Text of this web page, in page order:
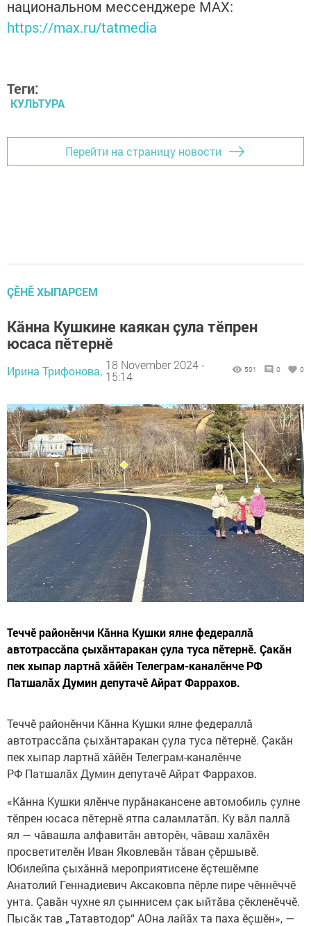
национальном мессенджере MАХ:
https://max.ru/tatmedia
Теги:
КУЛЬТУРА
Перейти на страницу новости
ÇӖНӖ ХЫПАРСЕМ
Кăнна Кушкине каякан çула тӗпрен
юсаса пӗтернӗ
Ирина Трифонова, 18 November 2024 -
15:14
501 0 0
Теччӗ районӗнчи Кăнна Кушки ялне федераллă
автотрассăпа çыхăнтаракан çула туса пӗтернӗ. Çакăн
пек хыпар лартнă хăйӗн Телеграм-каналӗнче РФ
Патшалăх Думин депутачӗ Айрат Фаррахов.
Теччӗ районӗнчи Кăнна Кушки ялне федераллă
автотрассăпа çыхăнтаракан çула туса пӗтернӗ. Çакăн
пек хыпар лартнă хăйӗн Телеграм-каналӗнче
РФ Патшалăх Думин депутачӗ Айрат Фаррахов.
«Кăнна Кушки ялӗнче пурăнакансене автомобиль çулне
тӗпрен юсаса пӗтернӗ ятпа саламлатăп. Ку вăл паллă
ял — чăвашла алфавитăн авторӗн, чăваш халăхӗн
просветителӗн Иван Яковлевăн тăван çӗршывӗ.
Юбилейпа çыхăннă мероприятисене ӗçтешӗмпе
Анатолий Геннадиевич Аксаковпа пӗрле пире чӗннӗччӗ
унта. Çавăн чухне ял çыннисем çак ыйтăва çӗкленӗччӗ.
Пысăк тав „Татавтодор“ АОна лайăх та паха ӗçшӗн», —